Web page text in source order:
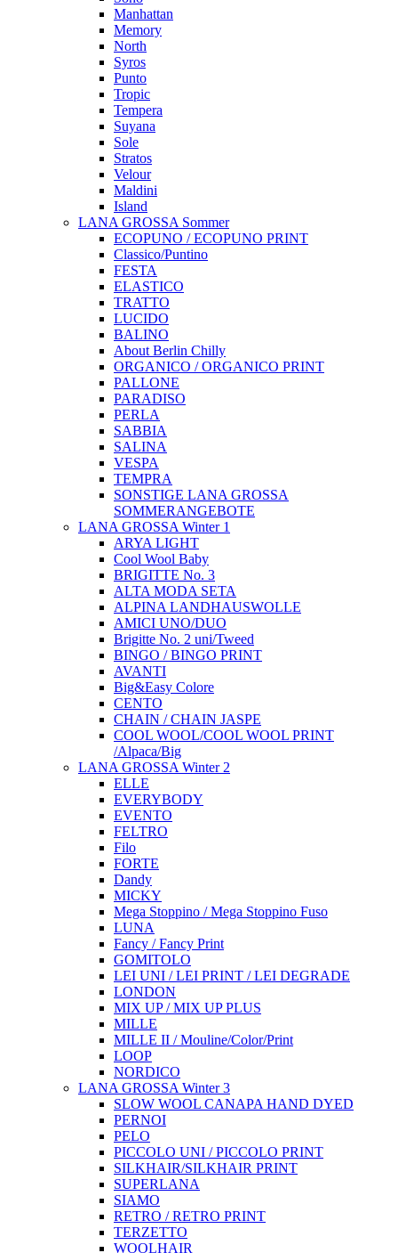
Manhattan
Memory
North
Syros
Punto
Tropic
Tempera
Suyana
Sole
Stratos
Velour
Maldini
Island
LANA GROSSA Sommer
ECOPUNO / ECOPUNO PRINT
Classico/Puntino
FESTA
ELASTICO
TRATTO
LUCIDO
BALINO
About Berlin Chilly
ORGANICO / ORGANICO PRINT
PALLONE
PARADISO
PERLA
SABBIA
SALINA
VESPA
TEMPRA
SONSTIGE LANA GROSSA
SOMMERANGEBOTE
LANA GROSSA Winter 1
ARYA LIGHT
Cool Wool Baby
BRIGITTE No. 3
ALTA MODA SETA
ALPINA LANDHAUSWOLLE
AMICI UNO/DUO
Brigitte No. 2 uni/Tweed
BINGO / BINGO PRINT
AVANTI
Big&Easy Colore
CENTO
CHAIN / CHAIN JASPE
COOL WOOL/COOL WOOL PRINT
/Alpaca/Big
LANA GROSSA Winter 2
ELLE
EVERYBODY
EVENTO
FELTRO
Filo
FORTE
Dandy
MICKY
Mega Stoppino / Mega Stoppino Fuso
LUNA
Fancy / Fancy Print
GOMITOLO
LEI UNI / LEI PRINT / LEI DEGRADE
LONDON
MIX UP / MIX UP PLUS
MILLE
MILLE II / Mouline/Color/Print
LOOP
NORDICO
LANA GROSSA Winter 3
SLOW WOOL CANAPA HAND DYED
PERNOI
PELO
PICCOLO UNI / PICCOLO PRINT
SILKHAIR/SILKHAIR PRINT
SUPERLANA
SIAMO
RETRO / RETRO PRINT
TERZETTO
WOOLHAIR